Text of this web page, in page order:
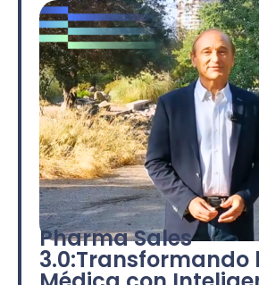
Pharma Sales
3.0:Transformando